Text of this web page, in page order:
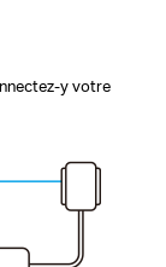
y votre